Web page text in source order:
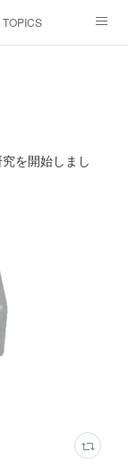
TOPICS
を開始しまし